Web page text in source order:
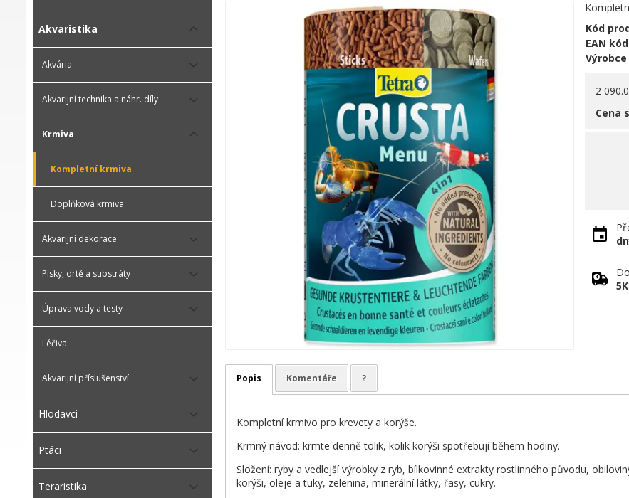
Akvaristika
Akvária
Akvarijní technika a náhr. díly
Krmiva
Kompletní krmiva
Doplňková krmiva
Akvarijní dekorace
Písky, drtě a substráty
Úprava vody a testy
Léčiva
Akvarijní příslušenství
Hlodavci
Ptáci
Teraristika
Kód
EAN kód
Výrobce
2
Cena
Popis Komentáře ?
Kompletní krmivo pro krevety a korýše.
Krmný návod: krmte denně tolik, kolik korýši spotřebují během hodiny.
Složení: ryby a vedlejší výrobky z ryb, bílkovinné extrakty rostlinného původu,
korýši, oleje a tuky, zelenina, minerální látky, řasy, cukry.